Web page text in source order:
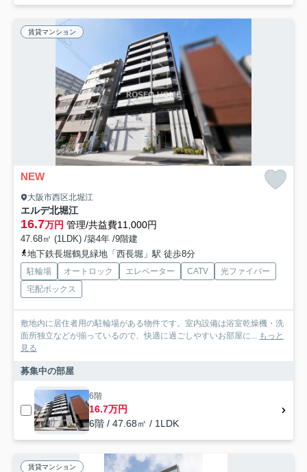
賃貸マンション
NEW
大阪市西区北堀江
エルデ北堀江
16.7万円 管理/共益費11,000円
47.68㎡ (1LDK) /築4年 /9階建
地下鉄長堀鶴見緑地「西長堀」駅 徒歩8分
駐輪場 オートロック エレベーター CATV
光ファイバー
宅配ボックス
敷地内に居住者用の駐輪場がある物件です。室内設備は浴室乾燥機・洗
面所独立などが揃っているので、快適に過ごしやすいお部屋に... もっと
見る
募集中の部屋
6階
16.7万円
6階 / 47.68㎡ / 1LDK
賃貸マンション